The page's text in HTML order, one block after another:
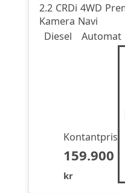
2.2 CRDi 4WD
Kamera Navi
Drivmedel
Diesel
DrivmedelAutomat
Miltal
årsmodell
Kontantpris
159.900
kr